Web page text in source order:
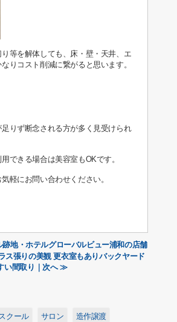
等を解体しても、床・壁・天井、エ
りコスト削減に繋がると思います。
りず断念される方が多く見受けられ
できる場合は美容室もOKです。
軽にお問い合わせください。
地・ホテルグローバルビュー浦和の店舗
ス張りの美観 更衣室もありバックヤード
い間取り｜次へ ≫
スクール サロン 造作譲渡